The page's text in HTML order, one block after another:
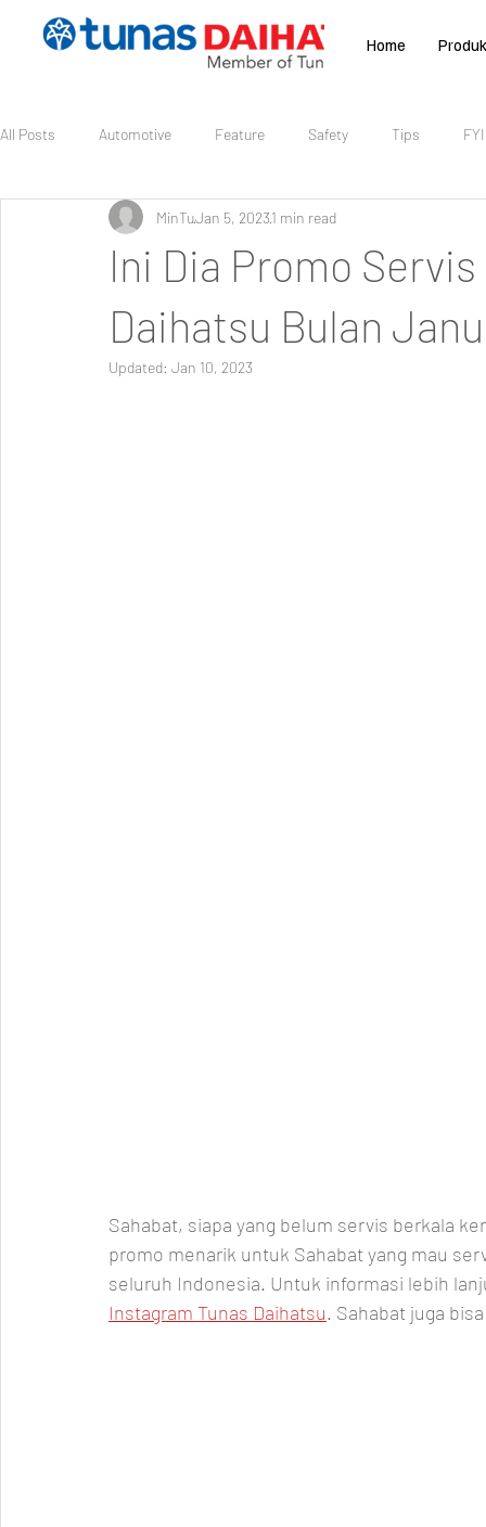
Home Produk
All Posts Automotive Feature Safety Tips FYI
Promo Service Hot News Ramadhan 2022
New Gran Max 2022 Daihatsu Rocky
Ini Dia Promo
Daihatsu Bulan
MinTuJan 5, 20231 min read
Updated: Jan 10, 2023
Sahabat, siapa yang belum servis berkala
promo menarik untuk Sahabat yang mau
seluruh Indonesia. Untuk informasi lebih
Instagram Tunas Daihatsu. Sahabat juga